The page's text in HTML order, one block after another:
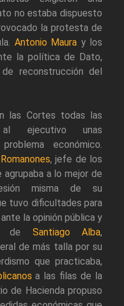
no estaba dispuesto
la protesta de
Antonio Maura y los
la política de Dato,
reconstrucción del
las Cortes todas las
al ejecutivo unas
económico.
Romanones, jefe de los
agrupaba a lo mejor de
misma de su
tuvo dificultades para
la opinión pública y
de Santiago Alba,
de más talla por su
que practicaba,
a las filas de la
de Hacienda propuso